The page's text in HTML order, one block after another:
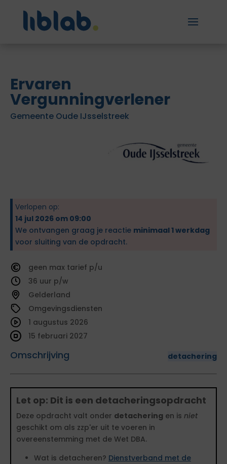
Ervaren
Vergunningverlener
Gemeente Oude IJsselstreek
Verlopen op:
14 jul 2026 om 09:00
We ontvangen graag je reactie minimaal 1 werkdag
voor sluiting van de opdracht.
geen
tarief
36
Gelderland
Omgevingsdiensten
Omschrijving detachering
1 augustus 2026
15 februari 2027
Let op: Dit is een detacheringsopdracht
Deze opdracht valt onder detachering en is niet
geschikt om als zzp'er uit te voeren in
overeenstemming met de Wet DBA.
Wat is detacheren? Dienstverband met de